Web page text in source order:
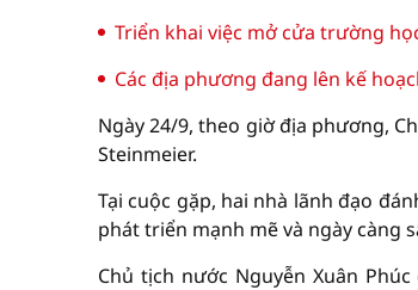
Triển khai việc mở cửa trường
Các địa phương đang lên kế
Ngày 24/9, theo giờ địa phương,
Steinmeier.
Tại cuộc gặp, hai nhà lãnh đạo
phát triển mạnh mẽ và ngày càng
Chủ tịch nước Nguyễn Xuân